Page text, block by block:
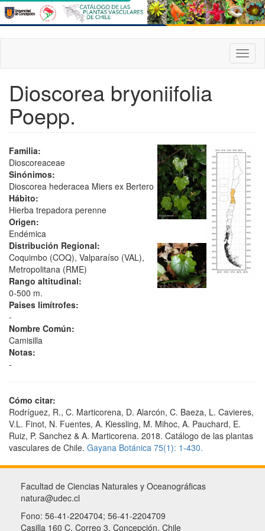
Pasar
al
contenido
principal
Dioscorea bryoniifolia
Poepp.
Familia:
Dioscoreaceae
Sinónimos:
Dioscorea hederacea Miers ex Bertero
Hábito:
Hierba trepadora perenne
Origen:
Endémica
Distribución Regional:
Coquimbo (COQ), Valparaíso (VAL),
Metropolitana (RME)
Rango altitudinal:
0-500 m.
Paises limítrofes:
-
Nombre Común:
Camisilla
Notas:
-
Cómo citar:
Rodríguez, R., C. Marticorena, D. Alarcón, C. Baeza, L. Cavieres,
V.L. Finot, N. Fuentes, A. Kiessling, M. Mihoc, A. Pauchard, E.
Ruiz, P. Sanchez & A. Marticorena. 2018. Catálogo de las plantas
vasculares de Chile. Gayana Botánica 75(1): 1-430.
Facultad de Ciencias Naturales y Oceanográficas
natura@udec.cl
Fono: 56-41-2204704; 56-41-2204709
Casilla 160 C, Correo 3, Concepción, Chile